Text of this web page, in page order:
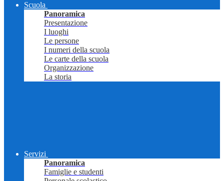
Scuola
Panoramica
Presentazione
I luoghi
Le persone
I numeri della scuola
Le carte della scuola
Organizzazione
La storia
Servizi
Panoramica
Famiglie e studenti